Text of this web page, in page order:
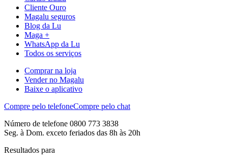
Cliente Ouro
Magalu seguros
Blog da Lu
Maga +
WhatsApp da Lu
Todos os serviços
Comprar na loja
Vender no Magalu
Baixe o aplicativo
Compre pelo telefoneCompre pelo chat
Número de telefone 0800 773 3838
Seg. à Dom. exceto feriados das 8h às 20h
Resultados para